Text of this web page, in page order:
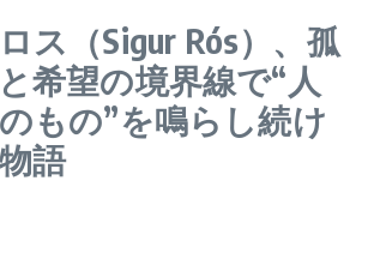
ス（Sigur Rós）、孤
希望の境界線で“人
もの”を鳴らし続け
語